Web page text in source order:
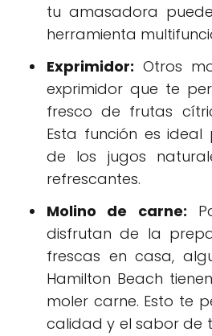
tu amasadora
herramienta
Exprimidor: Otros
exprimidor que te
fresco de frutas
Esta función es
de los jugos
refrescantes.
Molino de carne:
disfrutan de la
frescas en casa,
Hamilton Beach
moler carne. Esto te
calidad y el sabor de